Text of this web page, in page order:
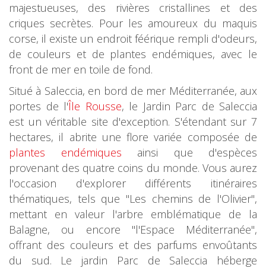
majestueuses, des rivières cristallines et des
criques secrètes. Pour les amoureux du maquis
corse, il existe un endroit féérique rempli d'odeurs,
de couleurs et de plantes endémiques, avec le
front de mer en toile de fond.
Situé à Saleccia, en bord de mer Méditerranée, aux
portes de l'Île Rousse, le Jardin Parc de Saleccia
est un véritable site d'exception. S'étendant sur 7
hectares, il abrite une flore variée composée de
plantes endémiques ainsi que d'espèces
provenant des quatre coins du monde. Vous aurez
l'occasion d'explorer différents itinéraires
thématiques, tels que "Les chemins de l'Olivier",
mettant en valeur l'arbre emblématique de la
Balagne, ou encore "l'Espace Méditerranée",
offrant des couleurs et des parfums envoûtants
du sud. Le jardin Parc de Saleccia héberge